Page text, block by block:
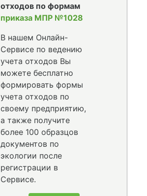
отходов по формам
приказа МПР №1028
В нашем Онлайн-
Сервисе по ведению
учета отходов Вы
можете бесплатно
формировать формы
учета отходов по
своему предприятию,
а также получите
более 100 образцов
документов по
экологии после
регистрации в
Сервисе.